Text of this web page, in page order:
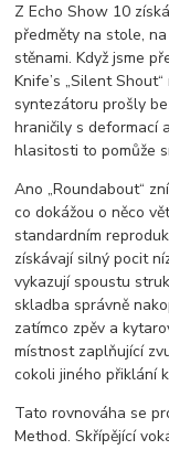
Z Echo Show 10
předměty na stole,
stěnami. Když jsme
Knife’s „Silent
syntezátoru prošly
hraničily s deformací
hlasitosti to pomůže
Ano „Roundabout“
co dokážou o něco
standardním
získávají silný pocit
vykazují spoustu
skladba správně
zatímco zpěv a
místnost zaplňující
cokoli jiného přiklání
Tato rovnováha se
Method. Skřípějící